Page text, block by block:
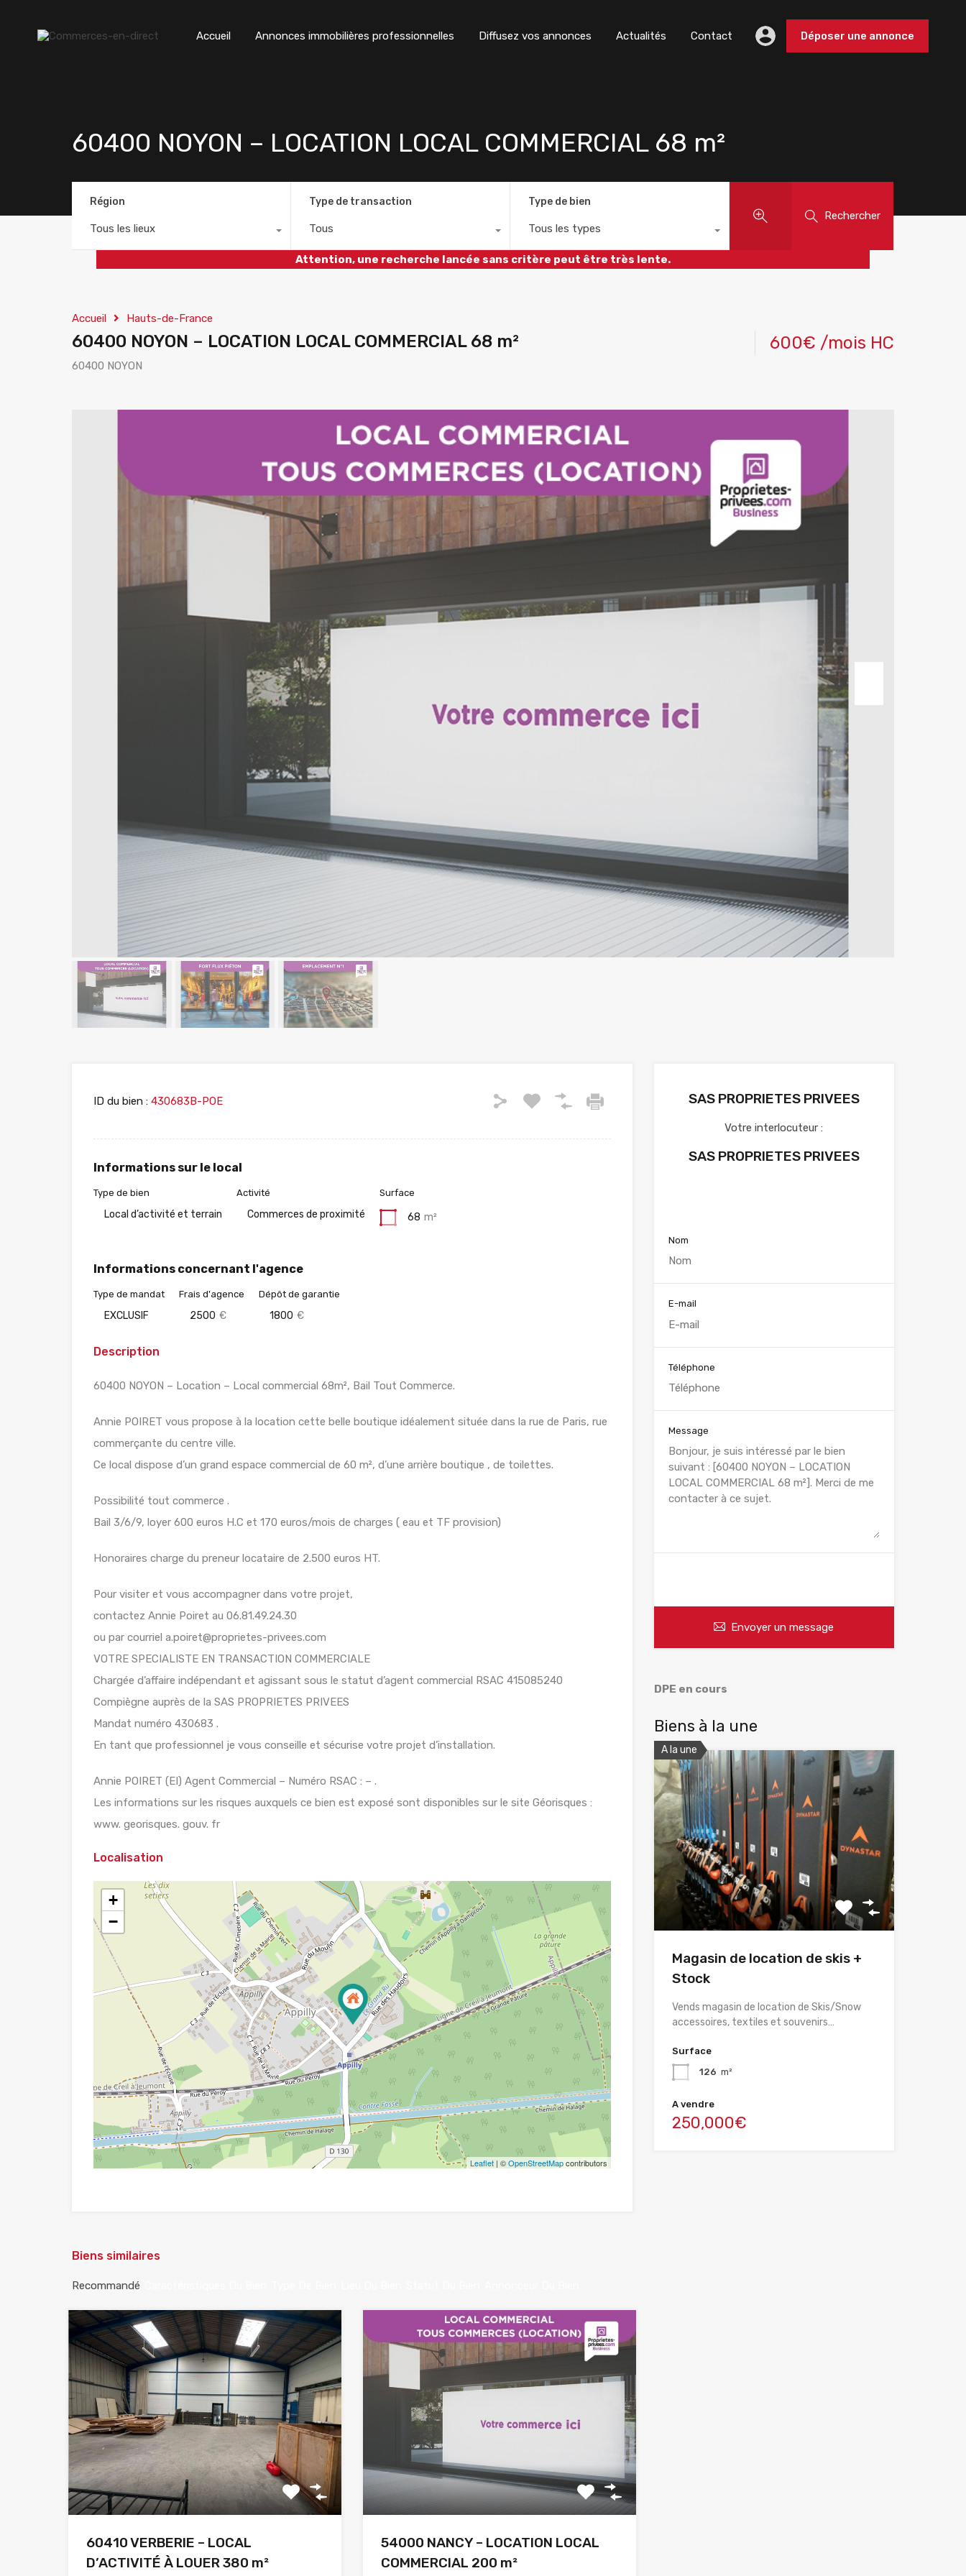
Accueil Annonces immobilières professionnelles Diffusez vos annonces Actualités Contact Déposer une annonce
60400 NOYON – LOCATION LOCAL COMMERCIAL 68 m²
Région
Tous les lieux
Type de transaction
Tous
Type de bien
Tous les types
Rechercher
Attention, une recherche lancée sans critère peut être très lente.
Accueil Hauts-de-France
60400 NOYON – LOCATION LOCAL COMMERCIAL 68 m²
60400 NOYON
600€ /mois HC
ID du bien : 430683B-POE
Informations sur le local
Type de bien
Local d’activité et terrain
Activité
Commerces de proximité
Surface
68 m²
Informations concernant l'agence
Type de mandat
EXCLUSIF
Frais d'agence
2500 €
Dépôt de garantie
1800 €
Description
60400 NOYON – Location – Local commercial 68m², Bail Tout Commerce.
Annie POIRET vous propose à la location cette belle boutique idéalement située dans la rue de Paris, rue
commerçante du centre ville.
Ce local dispose d’un grand espace commercial de 60 m², d’une arrière boutique , de toilettes.
Possibilité tout commerce .
Bail 3/6/9, loyer 600 euros H.C et 170 euros/mois de charges ( eau et TF provision)
Honoraires charge du preneur locataire de 2.500 euros HT.
Pour visiter et vous accompagner dans votre projet,
contactez Annie Poiret au 06.81.49.24.30
ou par courriel a.poiret@proprietes-privees.com
VOTRE SPECIALISTE EN TRANSACTION COMMERCIALE
Chargée d’affaire indépendant et agissant sous le statut d’agent commercial RSAC 415085240
Compiègne auprès de la SAS PROPRIETES PRIVEES
Mandat numéro 430683 .
En tant que professionnel je vous conseille et sécurise votre projet d’installation.
Annie POIRET (EI) Agent Commercial – Numéro RSAC : – .
Les informations sur les risques auxquels ce bien est exposé sont disponibles sur le site Géorisques :
www. georisques. gouv. fr
Localisation
+
−
Leaflet| ©OpenStreetMapcontributors
Biens similaires
Recommandé
60410 VERBERIE – LOCAL
D’ACTIVITÉ À LOUER 380 m²
54000 NANCY – LOCATION LOCAL
COMMERCIAL 200 m²
SAS PROPRIETES PRIVEES
Votre interlocuteur :
SAS PROPRIETES PRIVEES
Nom
E-mail
Téléphone
Message
Envoyer un message
DPE en cours
Biens à la une
A la une
Magasin de location de skis +
Stock
Vends magasin de location de Skis/Snow
accessoires, textiles et souvenirs…
Surface
126 m²
A vendre
250,000€